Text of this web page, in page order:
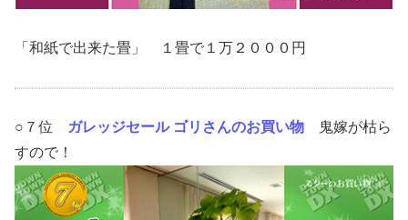
「和紙で出来た畳」 １畳で１万２０００円
○７位 ガレッジセール ゴリさんのお買い物 鬼嫁が枯ら
すので！